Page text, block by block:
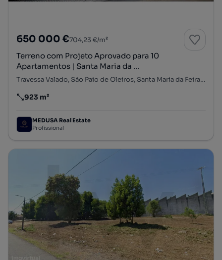
650 000 €704,23 €/m²
Terreno com Projeto Aprovado para 10
Apartamentos | Santa Maria da ...
Travessa Valado, São Paio de Oleiros, Santa Maria da Feira, Aveiro
Preço por metro quadrado
923 m²
MEDUSA Real Estate
Profissional